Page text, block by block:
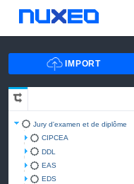
Jury d'examen et de diplôme
CIPCEA
DDL
EAS
EDS